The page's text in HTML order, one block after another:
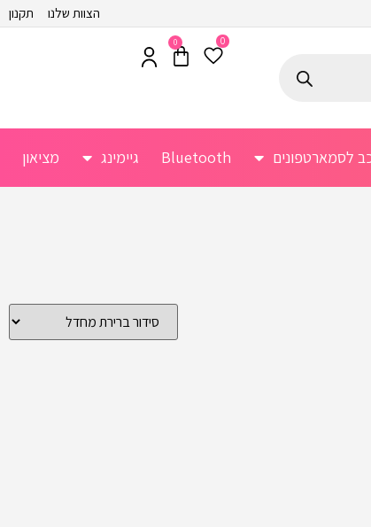
הצוות שלנו תקנון
0
0
לסמארטפונים Bluetooth גיימינג מציאון